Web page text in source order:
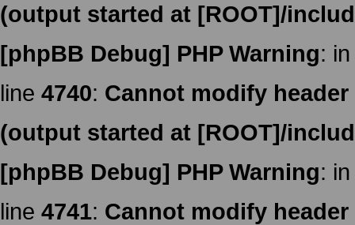
(output started at [ROOT]/
[phpBB Debug] PHP Warning:
line 4740: Cannot modify
(output started at [ROOT]/
[phpBB Debug] PHP Warning:
line 4741: Cannot modify